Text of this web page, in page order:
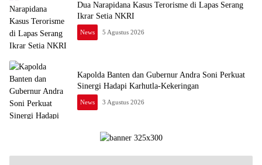
Dua Narapidana Kasus Terorisme di Lapas Serang
Ikrar Setia NKRI
News 5 Agustus 2026
Kapolda Banten dan Gubernur Andra Soni Perkuat
Sinergi Hadapi Karhutla-Kekeringan
News 3 Agustus 2026